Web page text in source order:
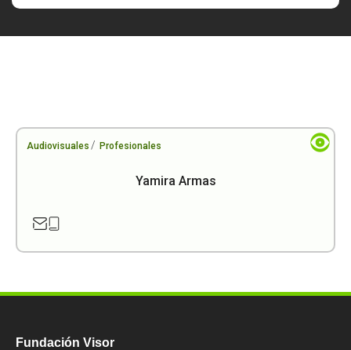
Audiovisuales / Profesionales
Yamira Armas
Fundación Visor